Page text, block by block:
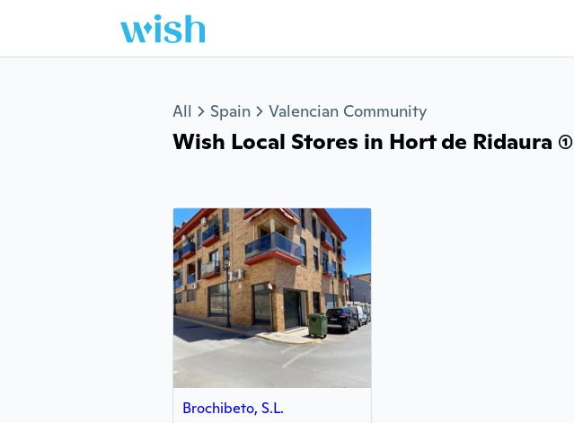
All Spain Valencian Community
Wish Local Stores in Hort de Ridaura (1)
Brochibeto, S.L.